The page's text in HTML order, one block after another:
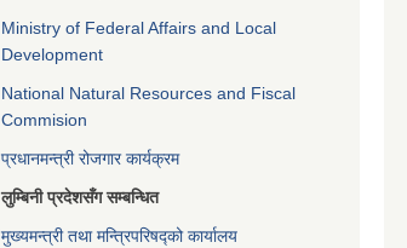
Ministry of Federal Affairs and Local
Development
National Natural Resources and Fiscal
Commision
प्रधानमन्त्री रोजगार कार्यक्रम
लुम्बिनी प्रदेशसँग सम्बन्धित
मुख्यमन्त्री तथा मन्त्रिपरिषद्को कार्यालय